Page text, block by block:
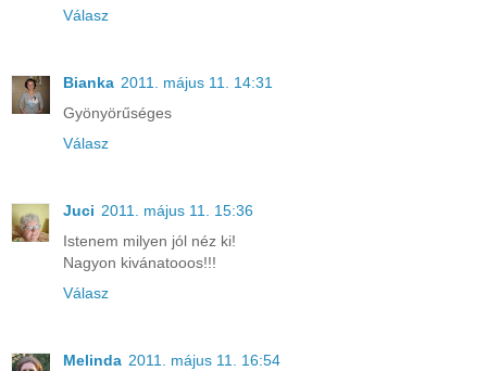
Válasz
Bianka 2011. május 11. 14:31
Gyönyörűséges
Válasz
Juci 2011. május 11. 15:36
Istenem milyen jól néz ki!
Nagyon kivánatooos!!!
Válasz
Melinda 2011. május 11. 16:54